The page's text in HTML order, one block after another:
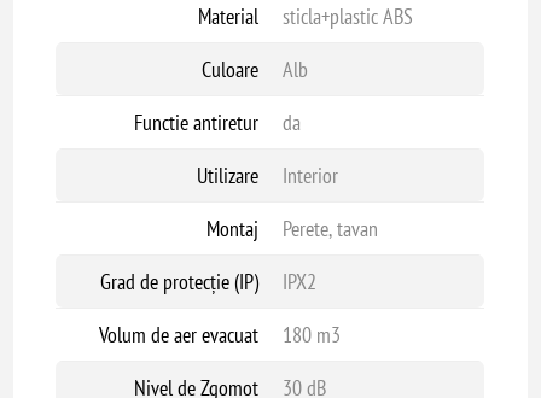
Material
sticla+plastic ABS
Culoare
Alb
Functie antiretur
da
Utilizare
Interior
Montaj
Perete, tavan
Grad de protecție (IP)
IPX2
Volum de aer evacuat
180 m3
Nivel de Zgomot
30 dB